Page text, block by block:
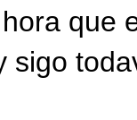
que
sigo